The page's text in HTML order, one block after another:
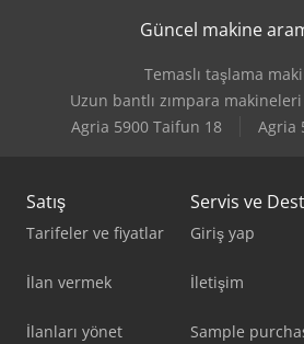
Güncel makine
Temaslı taşlama
Uzun bantlı zımpara makineleri
Agria 5900 Taifun 18
Agria
Satış
Tarifeler ve fiyatlar
İlan vermek
İlanları yönet
Servis ve
Giriş yap
İletişim
Sample